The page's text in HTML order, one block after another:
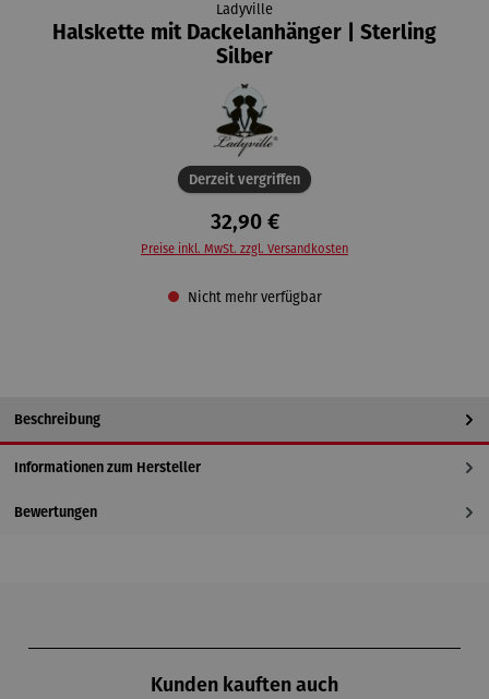
Ladyville
Halskette mit Dackelanhänger | Sterling
Silber
Derzeit vergriffen
32,90 €
Preise inkl. MwSt. zzgl. Versandkosten
Nicht mehr verfügbar
Beschreibung
Informationen zum Hersteller
Bewertungen
Kunden kauften auch